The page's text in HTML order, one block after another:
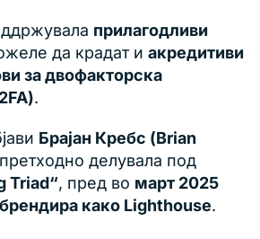
прилагодливи
да крадат и акредитиви
за двофакторска
.
Брајан Кребс (Brian
делувала под
Triad“, пред во март 2025
како Lighthouse.